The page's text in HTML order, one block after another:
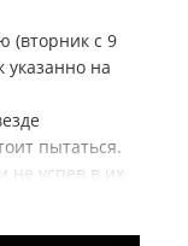
(вторник с 9
указанно на
пытаться.
не успев в их
несколько
3 минуты)